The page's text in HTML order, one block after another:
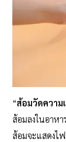
“ส้อมวัดความ
ส้อมลงในอาห
ส้อมจะแสดงไ